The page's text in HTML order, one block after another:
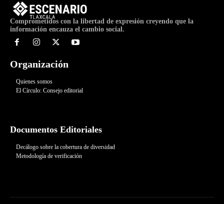
Comprometidos con la libertad de expresión creyendo que la
información encauza el cambio social.
Organización
Quienes somos
El Círculo: Consejo editorial
Documentos Editoriales
Decálogo sobre la cobertura de diversidad
Metodología de verificación